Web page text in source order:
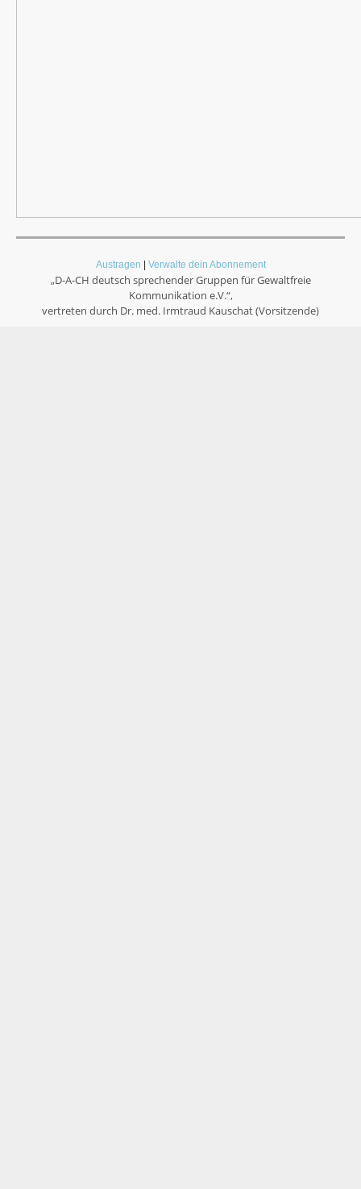
Austragen Verwalte dein Abonnement
„D-A-CH deutsch sprechender Gruppen für Gewaltfreie
Kommunikation e.V.“,
vertreten durch Dr. med. Irmtraud Kauschat (Vorsitzende)